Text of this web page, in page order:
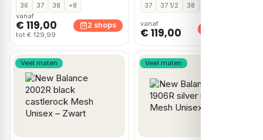
36 37 38
+8
vanaf
€ 119,00
tot € 129,99
2 shops
37 37 1/2 38
vanaf
€ 119,00
Veel maten Veel maten